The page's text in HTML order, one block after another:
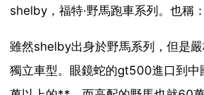
shelby，福特·野馬跑車系列。也稱：
雖然shelby出身於野馬系列，但是
獨立車型。眼鏡蛇的gt500進口到中